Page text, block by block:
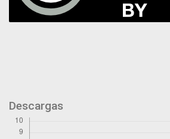
Descargas